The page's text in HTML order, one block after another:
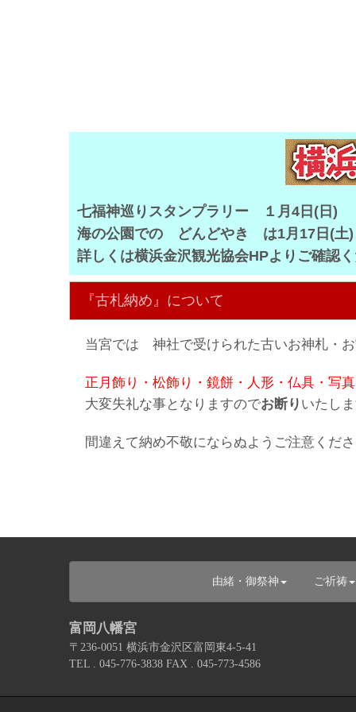
七福神巡りスタンプラリー １月4日(日)
海の公園での どんどやき は1月17日(土)
詳しくは横浜金沢観光協会HPよ
『古札納め』について
当宮では 神社で受けられた古いお神札・
正月飾り・松飾り・鏡餅・人形・仏具・写
大変失礼な事となりますのでお断り いたし
間違えて納め不敬にならぬようご注意くだ
由緒・御祭神 ご祈祷
富岡八幡宮
〒236-0051 横浜市金沢区富岡東4-5-41
TEL . 045-776-3838 FAX . 045-773-4586